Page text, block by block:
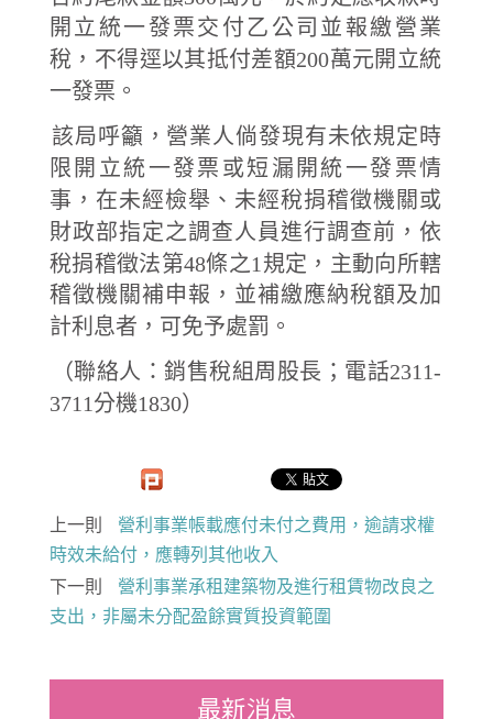
開立統一發票交付乙公司並報繳營業
稅，不得逕以其抵付差額200萬元開立統
一發票。
該局呼籲，營業人倘發現有未依規定時
限開立統一發票或短漏開統一發票情
事，在未經檢舉、未經稅捐稽徵機關或
財政部指定之調查人員進行調查前，依
稅捐稽徵法第48條之1規定，主動向所轄
稽徵機關補申報，並補繳應納稅額及加
計利息者，可免予處罰。
（聯絡人：銷售稅組周股長；電話2311-
3711分機1830）
上一則
營利事業帳載應付未付之費用，逾請求權
時效未給付，應轉列其他收入
下一則
營利事業承租建築物及進行租賃物改良之
支出，非屬未分配盈餘實質投資範圍